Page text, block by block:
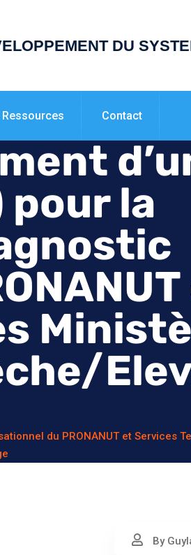
DU
Ressources Contact
la
du PRONANUT et Services
By